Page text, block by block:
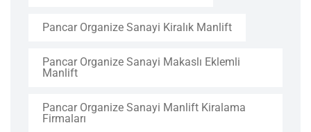
Pancar Organize Sanayi Kiralık Manlift
Pancar Organize Sanayi Makaslı Eklemli
Manlift
Pancar Organize Sanayi Manlift Kiralama
Firmaları